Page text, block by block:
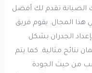
تقدم لك أفضل
يقوم فريق
الجدران بشكل
مثالية. كما يتم
حيث الجودة